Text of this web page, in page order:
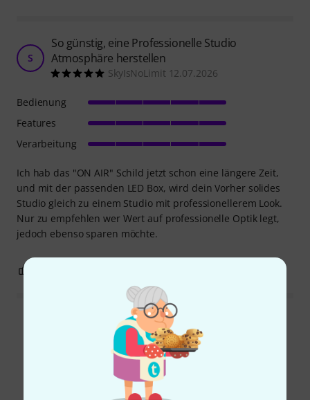
S
So günstig, eine Professionelle Studio
Atmosphäre herstellen
SkyIsNoLimit 12.07.2026
Ich hab das "ON AIR" Schild jetzt schon eine längere Zeit,
und mit der passenden LED Box, wird dein Vorher solides
Studio gleich zu einem Studio mit professionellerem Look.
Nur zu empfehlen wer Wert auf professionelle Optik legt,
jedoch ebenso sparen möchte.
Bedienung
Features
Verarbeitung
Alle Bewertungen lesen
Schon gewusst?